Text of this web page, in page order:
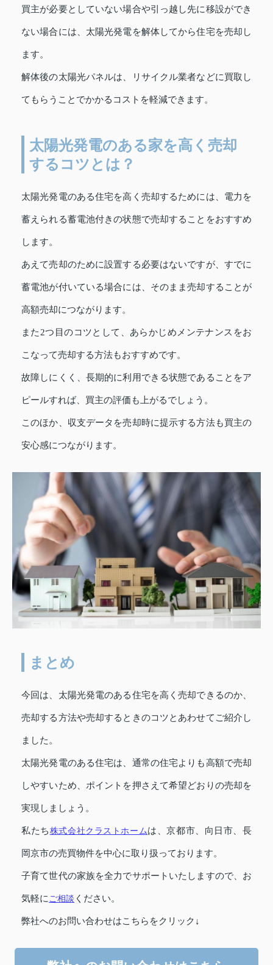
買主が必要としていない場合や引っ越し先に移設ができ
ない場合には、太陽光発電を解体してから住宅を売却し
ます。
解体後の太陽光パネルは、リサイクル業者などに買取し
てもらうことでかかるコストを軽減できます。
太陽光発電のある家を高く売却
するコツとは？
太陽光発電のある住宅を高く売却するためには、電力を
蓄えられる蓄電池付きの状態で売却することをおすすめ
します。
あえて売却のために設置する必要はないですが、すでに
蓄電池が付いている場合には、そのまま売却することが
高額売却につながります。
また2つ目のコツとして、あらかじめメンテナンスをお
こなって売却する方法もおすすめです。
故障しにくく、長期的に利用できる状態であることをア
ピールすれば、買主の評価も上がるでしょう。
このほか、収支データを売却時に提示する方法も買主の
安心感につながります。
まとめ
今回は、太陽光発電のある住宅を高く売却できるのか、
売却する方法や売却するときのコツとあわせてご紹介し
ました。
太陽光発電のある住宅は、通常の住宅よりも高額で売却
しやすいため、ポイントを押さえて希望どおりの売却を
実現しましょう。
私たち株式会社クラストホームは、京都市、向日市、長
岡京市の売買物件を中心に取り扱っております。
子育て世代の家族を全力でサポートいたしますので、お
気軽に ご相談 ください。
弊社へのお問い合わせはこちらをクリック↓